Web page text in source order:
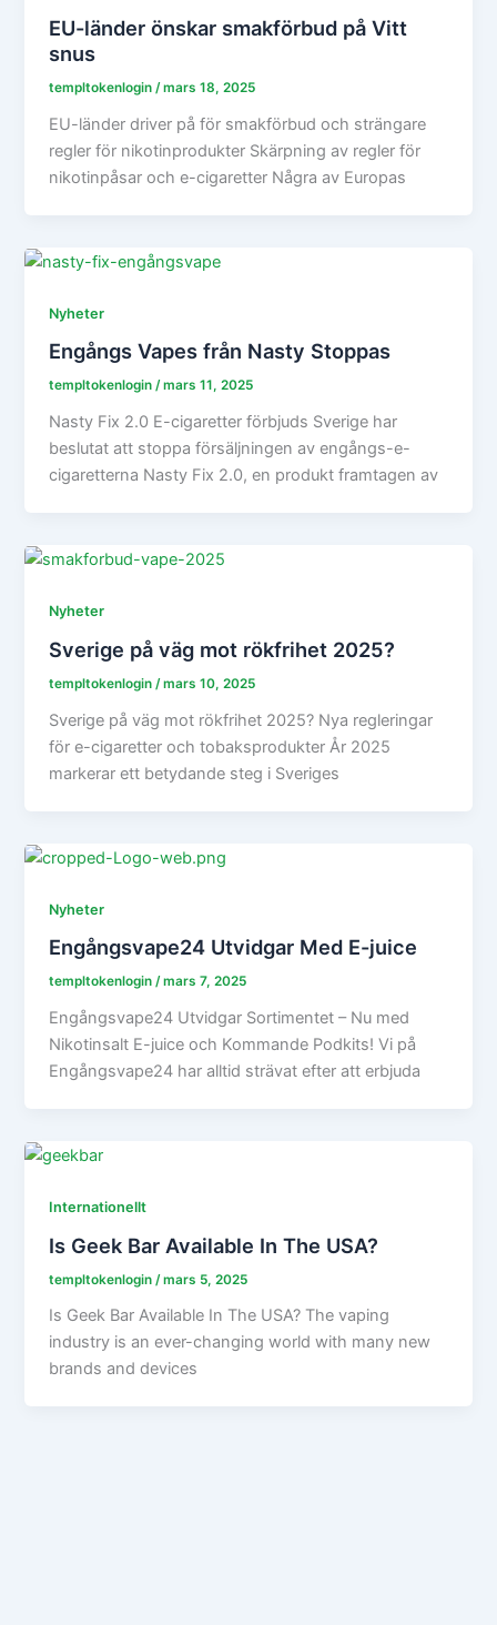
EU-länder önskar smakförbud på Vitt
snus
templtokenlogin/mars 18, 2025
EU-länder driver på för smakförbud och strängare
regler för nikotinprodukter Skärpning av regler för
nikotinpåsar och e-cigaretter Några av Europas
Nyheter
Engångs Vapes från Nasty Stoppas
templtokenlogin/mars 11, 2025
Nasty Fix 2.0 E-cigaretter förbjuds Sverige har
beslutat att stoppa försäljningen av engångs-e-
cigaretterna Nasty Fix 2.0, en produkt framtagen av
Nyheter
Sverige på väg mot rökfrihet 2025?
templtokenlogin /mars 10, 2025
Sverige på väg mot rökfrihet 2025? Nya regleringar
för e-cigaretter och tobaksprodukter År 2025
markerar ett betydande steg i Sveriges
Nyheter
Engångsvape24 Utvidgar Med E-juice
templtokenlogin/mars 7, 2025
Engångsvape24 Utvidgar Sortimentet – Nu med
Nikotinsalt E-juice och Kommande Podkits! Vi på
Engångsvape24 har alltid strävat efter att erbjuda
Internationellt
Is Geek Bar Available In The USA?
templtokenlogin /mars 5, 2025
Is Geek Bar Available In The USA? The vaping
industry is an ever-changing world with many new
brands and devices